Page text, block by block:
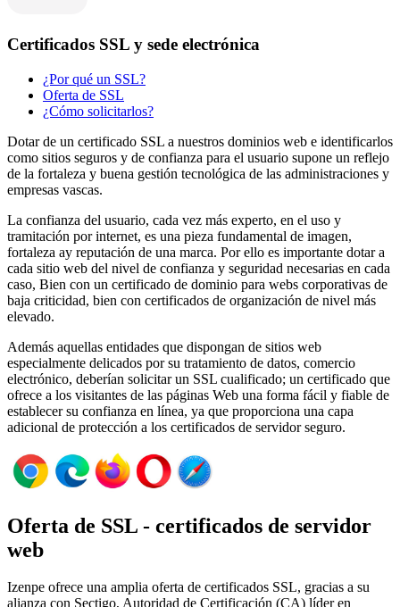
Certificados SSL y sede electrónica
¿Por qué un SSL?
Oferta de SSL
¿Cómo solicitarlos?
Dotar de un certificado SSL a nuestros dominios web e identificarlos
como sitios seguros y de confianza para el usuario supone un reflejo
de la fortaleza y buena gestión tecnológica de las administraciones y
empresas vascas.
La confianza del usuario, cada vez más experto, en el uso y
tramitación por internet, es una pieza fundamental de imagen,
fortaleza ay reputación de una marca. Por ello es importante dotar a
cada sitio web del nivel de confianza y seguridad necesarias en cada
caso, Bien con un certificado de dominio para webs corporativas de
baja criticidad, bien con certificados de organización de nivel más
elevado.
Además aquellas entidades que dispongan de sitios web
especialmente delicados por su tratamiento de datos, comercio
electrónico, deberían solicitar un SSL cualificado; un certificado que
ofrece a los visitantes de las páginas Web una forma fácil y fiable de
establecer su confianza en línea, ya que proporciona una capa
adicional de protección a los certificados de servidor seguro.
Oferta de SSL - certificados de servidor
web
Izenpe ofrece una amplia oferta de certificados SSL, gracias a su
alianza con Sectigo, Autoridad de Certificación (CA) líder en